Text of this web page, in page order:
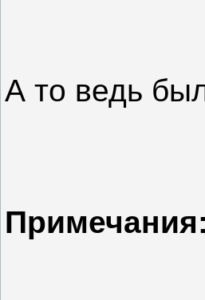
А то ведь
Примечания: